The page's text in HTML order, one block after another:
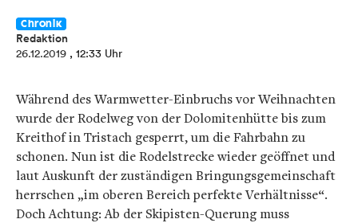
Chronik
Redaktion
26.12.2019 , 12:33 Uhr
Während des Warmwetter-Einbruchs vor Weihnachten
wurde der Rodelweg von der Dolomitenhütte bis zum
Kreithof in Tristach gesperrt, um die Fahrbahn zu
schonen. Nun ist die Rodelstrecke wieder geöffnet und
laut Auskunft der zuständigen Bringungsgemeinschaft
herrschen „im oberen Bereich perfekte Verhältnisse“.
Doch Achtung: Ab der Skipisten-Querung muss